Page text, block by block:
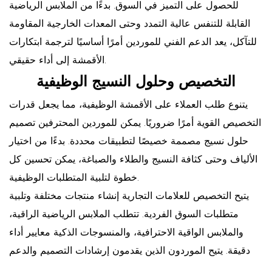
للحصول على التميز في السوق. بدءًا من الملابس الرياضية
القابلة للتنفس عالية التمدد وحتى المعدات الخارجية المقاومة
للتآكل، يعد الدعم الفني للموردين أمرًا أساسيًا لترجمة ابتكارات
التخصيص وحلول النسيج الوظيفية
يتنوع طلب العملاء على الأقمشة الوظيفية، مما يجعل قدرات
التخصيص القوية أمرًا ضروريًا. يمكن للموردين المحترفين تصميم
حلول نسيج مصممة خصيصًا لتطبيقات محددة. بدءًا من اختيار
الألياف وحتى كثافة النسيج والطلاء والصباغة، يمكن تحسين كل
يتيح التخصيص للعلامات التجارية إنشاء منتجات مختلفة وتلبية
متطلبات السوق الفردية. تتطلب الملابس الرياضية الراقية،
والملابس الواقية الاحترافية، والمنسوجات الذكية معايير أداء
دقيقة. يتيح الموردون الذين يقدمون إرشادات التصميم والدعم